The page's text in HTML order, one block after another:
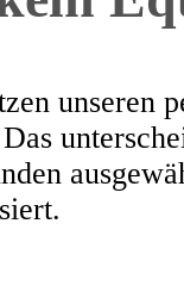
unseren